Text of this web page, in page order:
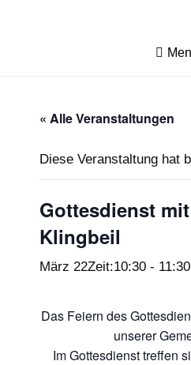
« Alle Veranstaltungen
Diese Veranstaltung hat
Gottesdienst
Klingbeil
März 22Zeit:10:30 - 11:30
Das Feiern des
unserer
Im Gottesdienst treffen